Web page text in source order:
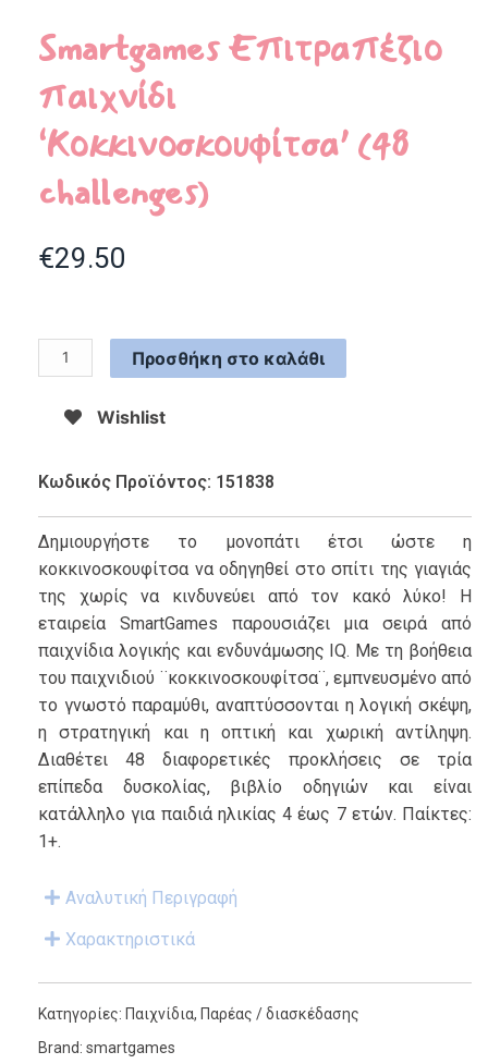
Smartgames Eπιτραπέζιο
παιχνίδι
‘Κοκκινοσκουφίτσα’ (48
challenges)
€29.50
Προσθήκη στο καλάθι
Wishlist
Κωδικός Προϊόντος: 151838
Δημιουργήστε το μονοπάτι έτσι ώστε η
κοκκινοσκουφίτσα να οδηγηθεί στο σπίτι της γιαγιάς
της χωρίς να κινδυνεύει από τον κακό λύκο! Η
εταιρεία SmartGames παρουσιάζει μια σειρά από
παιχνίδια λογικής και ενδυνάμωσης IQ. Με τη βοήθεια
του παιχνιδιού ¨κοκκινοσκουφίτσα¨, εμπνευσμένο από
το γνωστό παραμύθι, αναπτύσσονται η λογική σκέψη,
η στρατηγική και η οπτική και χωρική αντίληψη.
Διαθέτει 48 διαφορετικές προκλήσεις σε τρία
επίπεδα δυσκολίας, βιβλίο οδηγιών και είναι
κατάλληλο για παιδιά ηλικίας 4 έως 7 ετών. Παίκτες:
1+.
Αναλυτική Περιγραφή
Χαρακτηριστικά
Κατηγορίες: Παιχνίδια, Παρέας / διασκέδασης
Brand: smartgames